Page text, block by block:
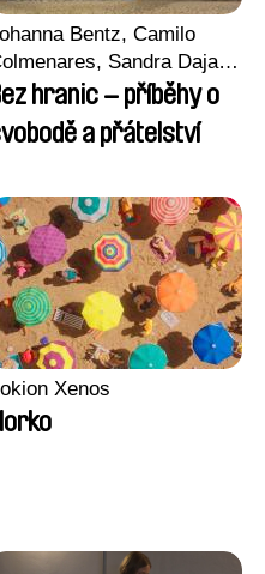
Bentz, Camilo
Sandra Dajani,
Dallmeyer,
Nazgol Emami, Diana
Khaled Nawal,
hranic – příběhy o
a přátelství
Xenos